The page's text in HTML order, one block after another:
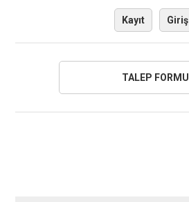
Kayıt Giriş